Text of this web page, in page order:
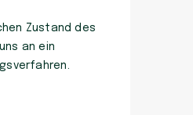
Zustand des
an ein